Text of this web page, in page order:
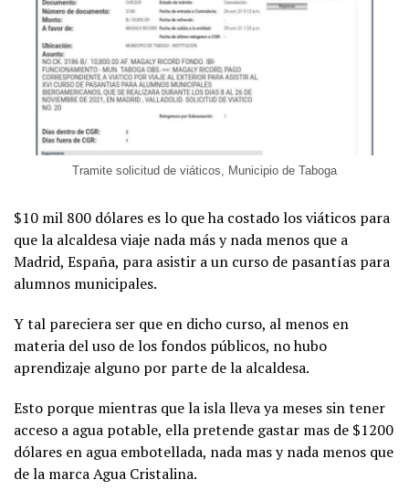
Tramite solicitud de viáticos, Municipio de Taboga
$10 mil 800 dólares es lo que ha costado los viáticos para
que la alcaldesa viaje nada más y nada menos que a
Madrid, España, para asistir a un curso de pasantías para
alumnos municipales.
Y tal pareciera ser que en dicho curso, al menos en
materia del uso de los fondos públicos, no hubo
aprendizaje alguno por parte de la alcaldesa.
Esto porque mientras que la isla lleva ya meses sin tener
acceso a agua potable, ella pretende gastar mas de $1200
dólares en agua embotellada, nada mas y nada menos que
de la marca Agua Cristalina.